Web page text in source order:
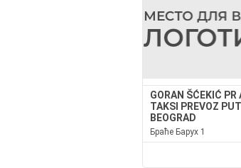
GORAN ŠĆEKIĆ PR
TAKSI PREVOZ
BEOGRAD
Браће Барух 1